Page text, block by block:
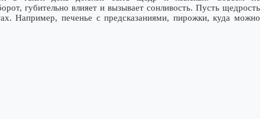
губительно влияет и вызывает сонливость. Пусть щедрость
Например, печенье с предсказаниями, пирожки, куда можно